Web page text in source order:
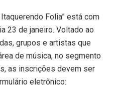
Folia” está com
23 de janeiro. Voltado ao
grupos e artistas que
de música, no segmento
as inscrições devem ser
eletrônico: